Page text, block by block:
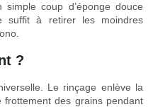
coup d’éponge douce
suffit à retirer les moindres
?
Le rinçage enlève la
frottement des grains pendant